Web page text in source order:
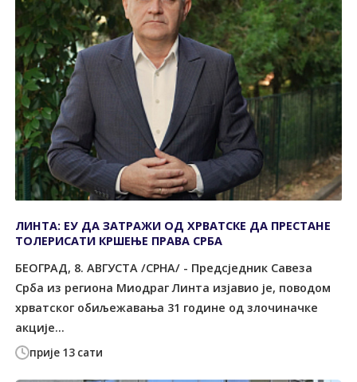
прије 13 сати
ЛИНТА: ЕУ ДА ЗАТРАЖИ ОД ХРВАТСКЕ ДА ПРЕСТАНЕ
ТОЛЕРИСАТИ КРШЕЊЕ ПРАВА СРБА
БЕОГРАД, 8. АВГУСТА /СРНА/ - Предсједник Савеза
Срба из региона Миодраг Линта изјавио је, поводом
хрватског обиљежавања 31 године од злочиначке
акције...